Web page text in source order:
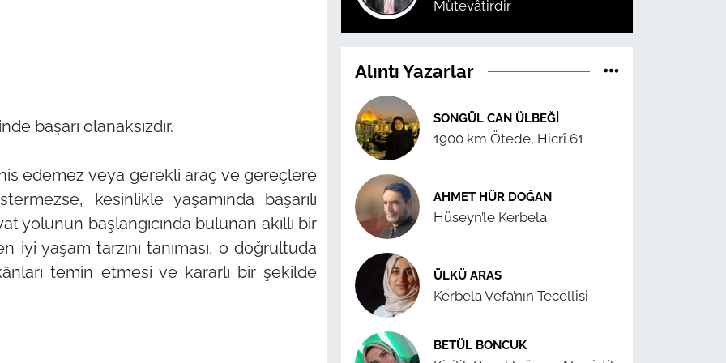
başarı olanaksızdır.
edemez veya gerekli araç ve gereçlere
kesinlikle yaşamında başarılı
yolunun başlangıcında bulunan akıllı bir
yaşam tarzını tanıması, o doğrultuda
temin etmesi ve kararlı bir şekilde
Mütevâtirdir
Alıntı Yazarlar
SONGÜL CAN ÜLBEĞI
1900 km Ötede, Hicrî 61
AHMET HÜR DOĞAN
Hüseyn’le Kerbela
ÜLKÜ ARAS
Kerbela Vefa’nın Tecellisi
BETÜL BONCUK